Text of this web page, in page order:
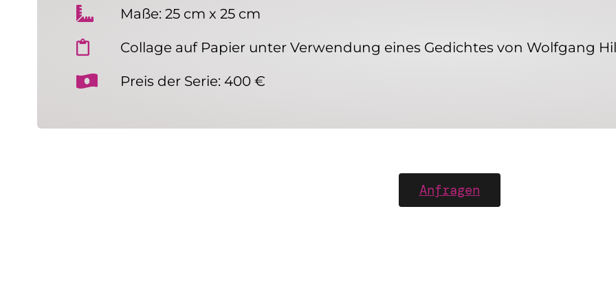
Maße: 25 cm x 25 cm
Collage auf Papier unter Verwendung eines Gedichtes von Wolfgang
Preis der Serie: 400 €
Anfragen